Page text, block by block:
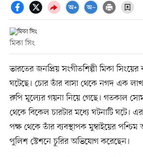
মিকা সিং
ভারতের জনপ্রিয় সংগীতশিল্পী মিকা সিংয়ের
ঘটেছে। চোর তাঁর বাসা থেকে নগদ এক
রুপি মূল্যের গয়না নিয়ে গেছে। গতকাল
থেকে বিকেল চারটার মধ্যে ঘটনাটি ঘটে।
পক্ষ থেকে তাঁর ব্যবস্থাপক মুম্বাইয়ের পশ্চিম
পুলিশ স্টেশনে চুরির অভিযোগ করেছেন।